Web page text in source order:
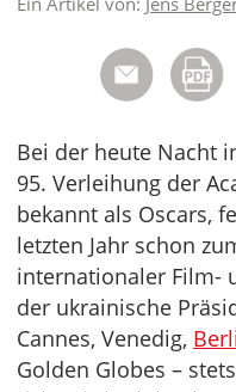
Bei der heute Nacht
95. Verleihung der
bekannt als Oscars,
letzten Jahr schon
internationaler Film-
der ukrainische
Cannes, Venedig,
Golden Globes –